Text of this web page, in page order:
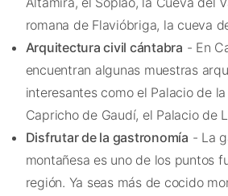
romana de Flavióbriga, la cueva
Arquitectura civil cántabra - En
encuentran algunas muestras
interesantes como el Palacio de
Capricho de Gaudí, el Palacio de
Disfrutar de la gastronomía - La
montañesa es uno de los puntos
región. Ya seas más de cocido